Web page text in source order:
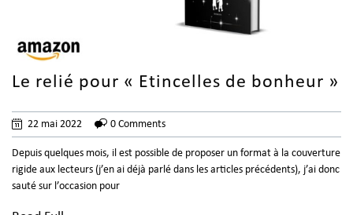
Le relié pour « Etincelles de bonheur »
22 mai 2022 0 Comments
Depuis quelques mois, il est possible de proposer un format à la couverture
rigide aux lecteurs (j’en ai déjà parlé dans les articles précédents), j’ai donc
sauté sur l’occasion pour